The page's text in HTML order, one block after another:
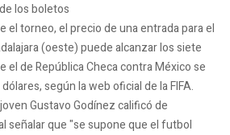
los boletos
el torneo, el precio de una entrada para el
(oeste) puede alcanzar los siete
el de República Checa contra México se
según la web oficial de la FIFA.
Gustavo Godínez calificó de
señalar que "se supone que el futbol